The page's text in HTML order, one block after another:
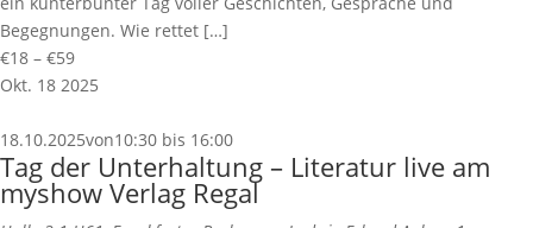
Begegnungen. Wie rettet […]
€18 – €59
Okt. 18 2025
18.10.2025von10:30 bis 16:00
Tag der Unterhaltung – Literatur live am
myshow Verlag Regal